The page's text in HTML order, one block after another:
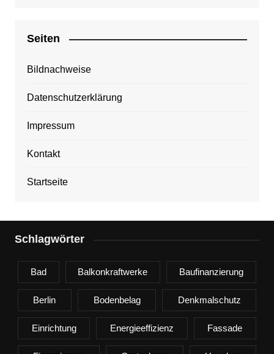
Seiten
Bildnachweise
Datenschutzerklärung
Impressum
Kontakt
Startseite
Schlagwörter
Bad Balkonkraftwerke Baufinanzierung
Berlin Bodenbelag Denkmalschutz
Einrichtung Energieeffizienz Fassade